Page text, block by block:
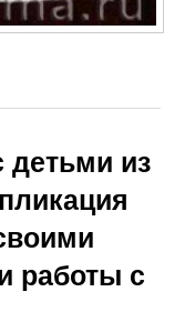
детьми из
работы с